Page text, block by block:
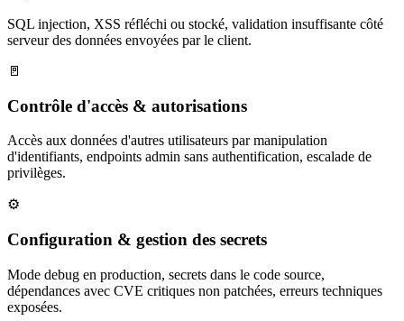
SQL injection, XSS réfléchi ou stocké, validation insuffisante côté
serveur des données envoyées par le client.
🚪
Contrôle d'accès & autorisations
Accès aux données d'autres utilisateurs par manipulation
d'identifiants, endpoints admin sans authentification, escalade de
privilèges.
⚙️
Configuration & gestion des secrets
Mode debug en production, secrets dans le code source,
dépendances avec CVE critiques non patchées, erreurs techniques
exposées.